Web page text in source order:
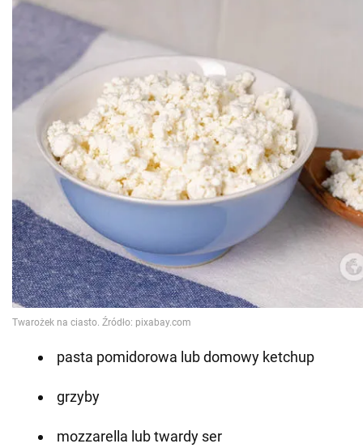
pasta pomidorowa lub domowy ketchup
grzyby
mozzarella lub twardy ser